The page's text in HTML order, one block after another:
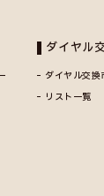
ダイヤル
ダイヤル交換
リスト一覧